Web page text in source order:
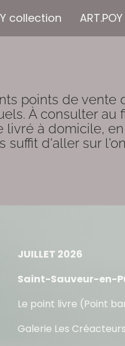
collection
points de vente
À consulter au
livré à domicile,
suffit d'aller sur
JUILLET 2026
Saint-Sauveur-en-
Le point livre (Point
Galerie Les